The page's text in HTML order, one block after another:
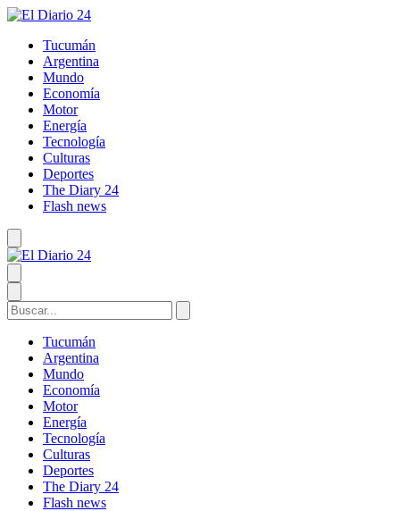
Tucumán
Argentina
Mundo
Economía
Motor
Energía
Tecnología
Culturas
Deportes
The Diary 24
Flash news
Tucumán
Argentina
Mundo
Economía
Motor
Energía
Tecnología
Culturas
Deportes
The Diary 24
Flash news